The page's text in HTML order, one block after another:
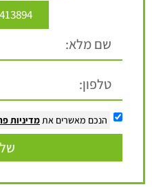
הנכם מאשרים את מדיניות